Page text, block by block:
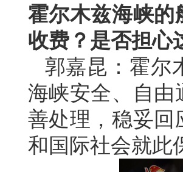
霍尔木兹海峡的
收费？是否担心
郭嘉昆：霍尔
海峡安全、自由
善处理，稳妥回
和国际社会就此